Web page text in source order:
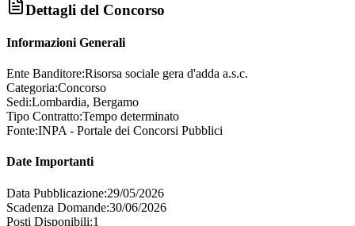
Dettagli del Concorso
Informazioni Generali
Ente Banditore:Risorsa sociale gera d'adda a.s.c.
Categoria:Concorso
Sedi:Lombardia, Bergamo
Tipo Contratto:Tempo determinato
Fonte:INPA - Portale dei Concorsi Pubblici
Date Importanti
Data Pubblicazione:29/05/2026
Scadenza Domande:30/06/2026
Posti Disponibili:1